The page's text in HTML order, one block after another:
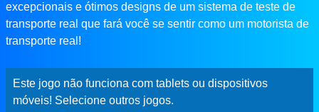
excepcionais e ótimos designs de um sistema de teste de
transporte real que fará você se sentir como um motorista de
transporte real!
Este jogo não funciona com tablets ou dispositivos
móveis! Selecione outros jogos.